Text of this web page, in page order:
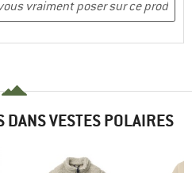
VESTES POLAIRES